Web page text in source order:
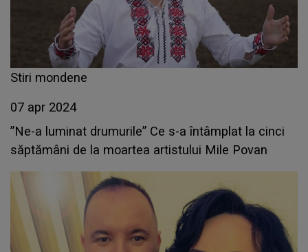
Stiri mondene
07 apr 2024
”Ne-a luminat drumurile” Ce s-a întâmplat la cinci
săptămâni de la moartea artistului Mile Povan